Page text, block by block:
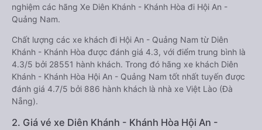
nghiệm các hãng Xe Diên Khánh - Khánh Hòa đi Hội An -
Quảng Nam.
Chất lượng các xe khách đi Hội An - Quảng Nam từ Diên
Khánh - Khánh Hòa được đánh giá 4.3, với điểm trung bình là
4.3/5 bởi 28551 hành khách. Trong đó hãng xe khách Diên
Khánh - Khánh Hòa Hội An - Quảng Nam tốt nhất tuyến được
đánh giá 4.7/5 bởi 886 hành khách là nhà xe Việt Lào (Đà
Nẵng).
2. Giá vé xe Diên Khánh - Khánh Hòa Hội An -